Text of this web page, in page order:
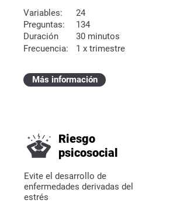
Variables:
Preguntas:
Duración
Frecuencia:
24
134
30 minutos
1 x trimestre
Más información
Riesgo
psicosocial
Evite el desarrollo de
enfermedades derivadas del
estrés